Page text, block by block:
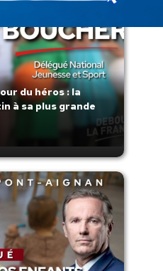
du héros : la
à sa plus grande